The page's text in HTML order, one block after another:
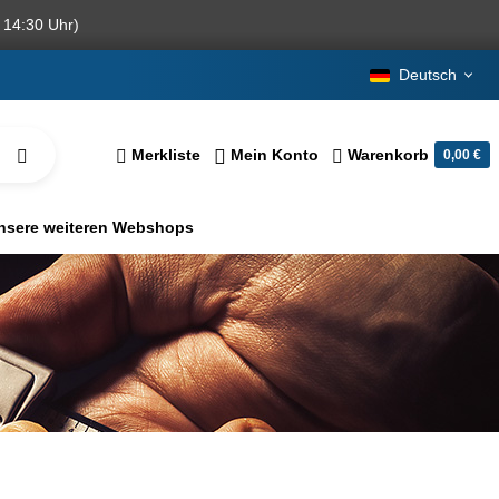
Uhr)
Deutsch
Merkliste Mein Konto Warenkorb 0,00 €
weiteren Webshops